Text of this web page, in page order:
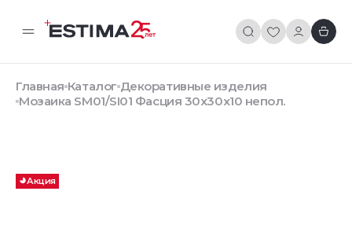
Главная Каталог Декоративные изделия
Мозаика SM01/SI01 Фасция 30x30x10 непол.
Акция